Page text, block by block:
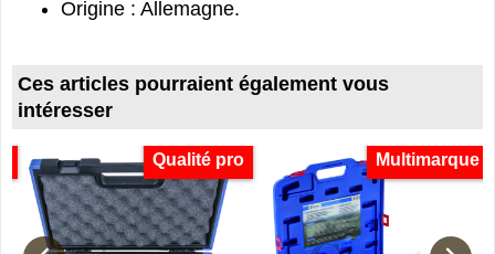
Origine : Allemagne.
Ces articles pourraient également vous
intéresser
Qualité pro Multimarque